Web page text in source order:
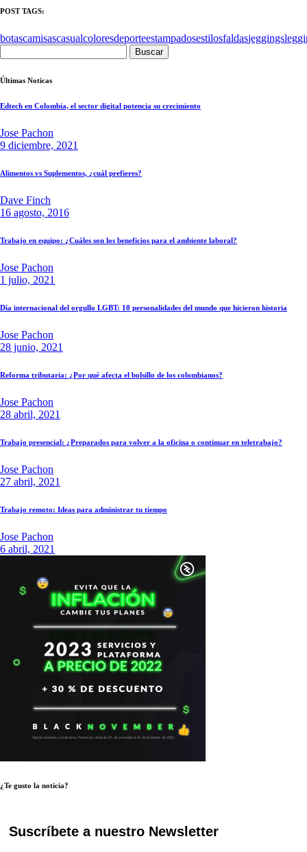
POST TAGS:
botascamisascasualcoloresdeporteestampadosestilosfaldasjeggings
Últimas Noticas
Edtech en Colombia, el sector digital potencia su crecimiento
Jose Pachon
9 diciembre, 2021
Alimentos vs Suplementos, ¿cuál prefieres?
Dave Finch
16 agosto, 2016
Trabajo en equipo: ¿Cuáles son los beneficios para el ambiente laboral?
Jose Pachon
1 julio, 2021
Día internacional del orgullo LGBT: 10 personalidades del mundo que hicieron historia
Jose Pachon
28 junio, 2021
Reforma tributaria: ¿Por qué afecta el bolsillo de los colombianos?
Jose Pachon
28 abril, 2021
Trabajo presencial: ¿Preparados para volver a la oficina o continuar en teletrabajo?
Jose Pachon
27 abril, 2021
Trabajo remoto: Ideas para administrar tu tiempo
Jose Pachon
6 abril, 2021
¿Te gusto la noticia?
Suscríbete a nuestro Newsletter